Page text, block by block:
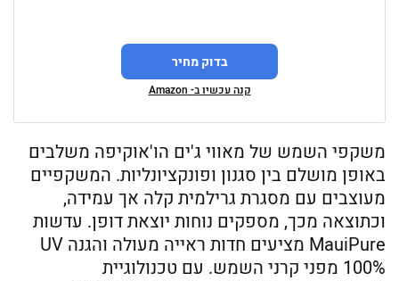
בדוק מחיר
קנה עכשיו ב- Amazon
משקפי השמש של מאווי ג'ים הו'אוקיפה משלבים
באופן מושלם בין סגנון ופונקציונליות. המשקפיים
מעוצבים עם מסגרת גרילמית קלה אך עמידה,
וכתוצאה מכך, מספקים נוחות יוצאת דופן. עדשות
MauiPure מציעים חדות ראייה מעולה והגנה UV
100% מפני קרני השמש. עם טכנולוגיית